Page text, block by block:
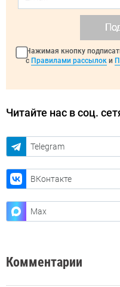
Нажимая кнопку
с Правилами рассылок и
Читайте нас в соц.
Telegram
ВКонтакте
Max
Комментарии